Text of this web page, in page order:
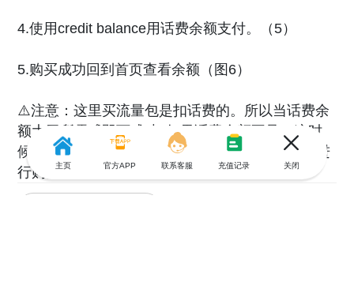
4.使用credit balance用话费余额支付。（5）
5.购买成功回到首页查看余额（图6）
⚠️注意：这里买流量包是扣话费的。所以当话费余
额大于所需💰即可成功‼️如果话费余额不足，这时
候就先上【🌍游全球】充话费，充好话费之后再进
行购买就可以啦～
主页 官方APP 联系客服 充值记录 关闭